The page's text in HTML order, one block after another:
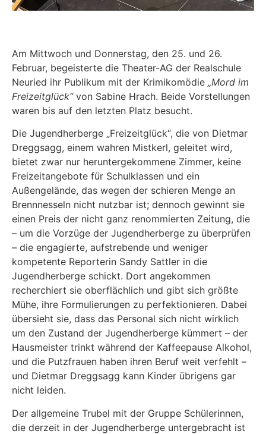
Am Mittwoch und Donnerstag, den 25. und 26.
Februar, begeisterte die Theater-AG der Realschule
Neuried ihr Publikum mit der Krimikomödie „Mord im
Freizeitglück“von Sabine Hrach. Beide Vorstellungen
waren bis auf den letzten Platz besucht.
Die Jugendherberge „Freizeitglück“, die von Dietmar
Dreggsagg, einem wahren Mistkerl, geleitet wird,
bietet zwar nur heruntergekommene Zimmer, keine
Freizeitangebote für Schulklassen und ein
Außengelände, das wegen der schieren Menge an
Brennnesseln nicht nutzbar ist; dennoch gewinnt sie
einen Preis der nicht ganz renommierten Zeitung, die
– um die Vorzüge der Jugendherberge zu überprüfen
– die engagierte, aufstrebende und weniger
kompetente Reporterin Sandy Sattler in die
Jugendherberge schickt. Dort angekommen
recherchiert sie oberflächlich und gibt sich größte
Mühe, ihre Formulierungen zu perfektionieren. Dabei
übersieht sie, dass das Personal sich nicht wirklich
um den Zustand der Jugendherberge kümmert – der
Hausmeister trinkt während der Kaffeepause Alkohol,
und die Putzfrauen haben ihren Beruf weit verfehlt –
und Dietmar Dreggsagg kann Kinder übrigens gar
nicht leiden.
Der allgemeine Trubel mit der Gruppe Schülerinnen,
die derzeit in der Jugendherberge untergebracht ist